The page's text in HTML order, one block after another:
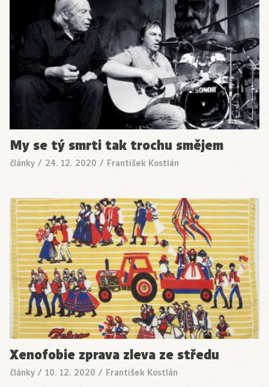
My se tý smrti tak trochu smějem
články / 24. 12. 2020 / František Kostlán
Xenofobie zprava zleva ze středu
články / 10. 12. 2020 / František Kostlán